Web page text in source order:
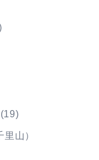
(19)
山）